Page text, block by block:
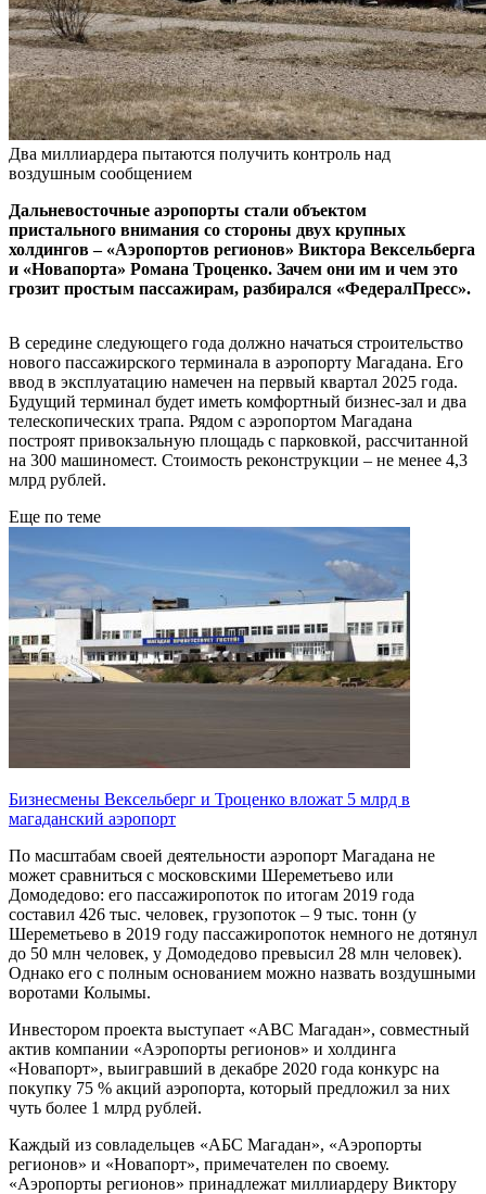
Два миллиардера пытаются получить контроль над
воздушным сообщением
Дальневосточные аэропорты стали объектом
пристального внимания со стороны двух крупных
холдингов – «Аэропортов регионов» Виктора Вексельберга
и «Новапорта» Романа Троценко. Зачем они им и чем это
грозит простым пассажирам, разбирался «ФедералПресс».
В середине следующего года должно начаться строительство
нового пассажирского терминала в аэропорту Магадана. Его
ввод в эксплуатацию намечен на первый квартал 2025 года.
Будущий терминал будет иметь комфортный бизнес-зал и два
телескопических трапа. Рядом с аэропортом Магадана
построят привокзальную площадь с парковкой, рассчитанной
на 300 машиномест. Стоимость реконструкции – не менее 4,3
млрд рублей.
Еще по теме
Бизнесмены Вексельберг и Троценко вложат 5 млрд в
магаданский аэропорт
По масштабам своей деятельности аэропорт Магадана не
может сравниться с московскими Шереметьево или
Домодедово: его пассажиропоток по итогам 2019 года
составил 426 тыс. человек, грузопоток – 9 тыс. тонн (у
Шереметьево в 2019 году пассажиропоток немного не дотянул
до 50 млн человек, у Домодедово превысил 28 млн человек).
Однако его с полным основанием можно назвать воздушными
воротами Колымы.
Инвестором проекта выступает «АВС Магадан», совместный
актив компании «Аэропорты регионов» и холдинга
«Новапорт», выигравший в декабре 2020 года конкурс на
покупку 75 % акций аэропорта, который предложил за них
чуть более 1 млрд рублей.
Каждый из совладельцев «АБС Магадан», «Аэропорты
регионов» и «Новапорт», примечателен по своему.
«Аэропорты регионов» принадлежат миллиардеру Виктору